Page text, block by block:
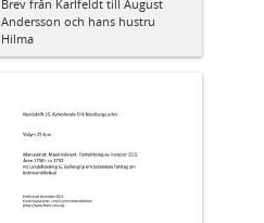
Brev från Karlfeldt till August
Andersson och hans hustru
Hilma